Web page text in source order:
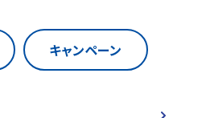
キャンペーン